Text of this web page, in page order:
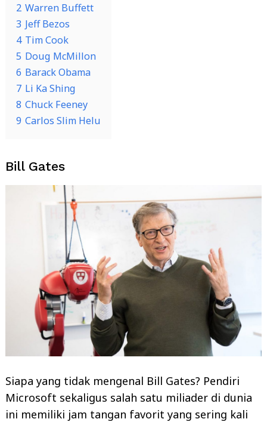
2 Warren Buffett
3 Jeff Bezos
4 Tim Cook
5 Doug McMillon
6 Barack Obama
7 Li Ka Shing
8 Chuck Feeney
9 Carlos Slim Helu
Bill Gates
Siapa yang tidak mengenal Bill Gates? Pendiri
Microsoft sekaligus salah satu miliader di dunia
ini memiliki jam tangan favorit yang sering kali